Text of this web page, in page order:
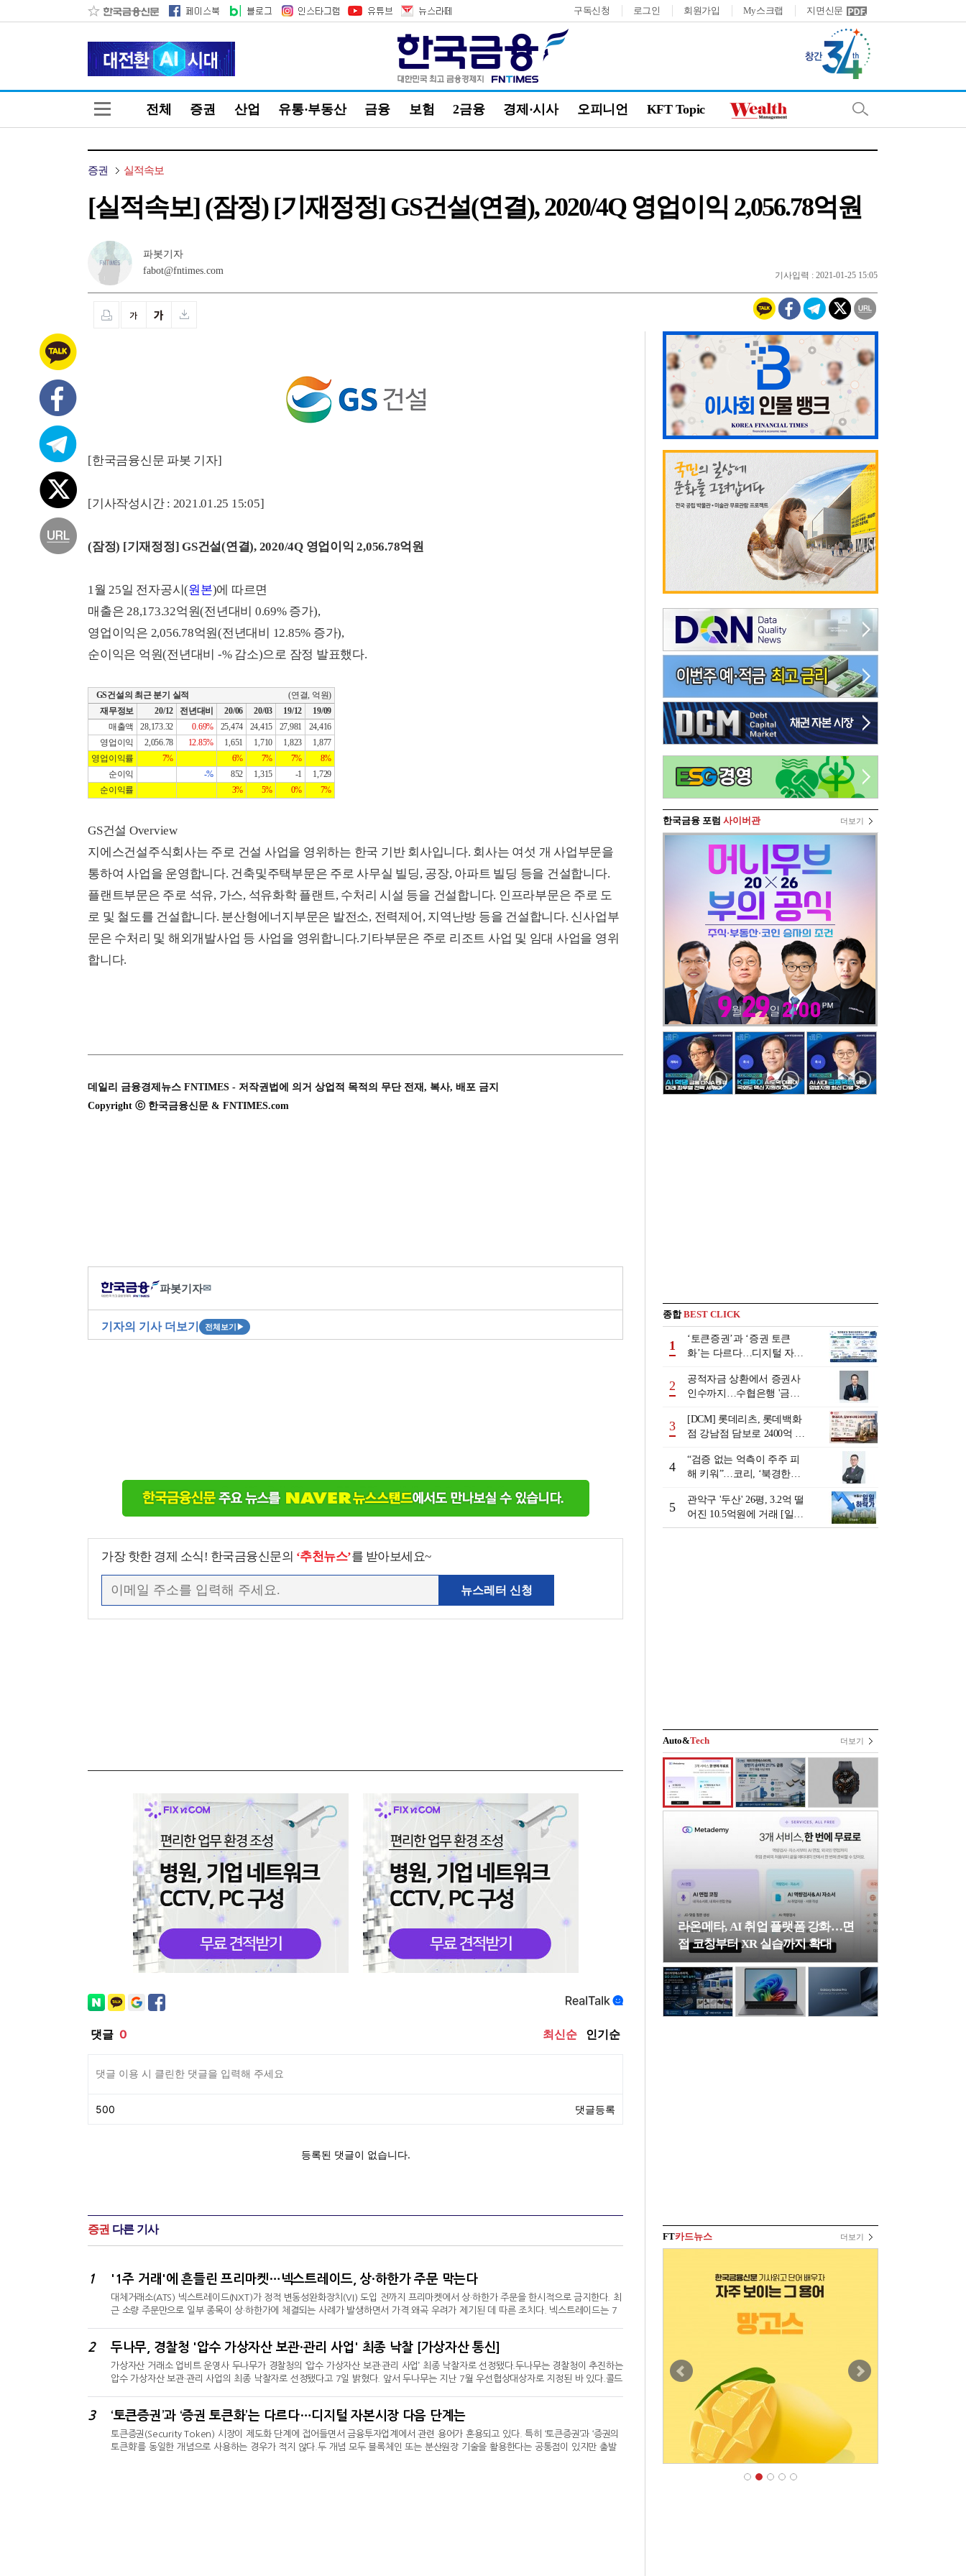
구독신청 로그인 회원가입 My스크랩 지면신문
전체 증권 산업 유통·부동산 금융 보험 2금융 경제·시사 오피니언 KFT Topic
증권 실적속보
[실적속보] (잠정) [기재정정] GS건설(연결), 2020/4Q 영업이익 2,056.78억원
파봇기자
fabot@fntimes.com
기사입력 : 2021-01-25 15:05
[한국금융신문 파봇 기자]
[기사작성시간 : 2021.01.25 15:05]
(잠정) [기재정정] GS건설(연결), 2020/4Q 영업이익 2,056.78억원
1월 25일 전자공시(원본)에 따르면
매출은 28,173.32억원(전년대비 0.69% 증가),
영업이익은 2,056.78억원(전년대비 12.85% 증가),
순이익은 억원(전년대비 -% 감소)으로 잠정 발표했다.
GS건설의 최근 분기 실적
(연결, 억원)
재무정보
20/12 전년대비 20/06 20/03 19/12
19/09
매출액
28,173.32 0.69% 25,474 24,415 27,981
24,416
영업이익
2,056.78 12.85% 1,651 1,710 1,823
1,877
영업이익률
7% 6% 7% 7%
8%
순이익
-% 852 1,315 -1
1,729
순이익률
3% 5% 0% 7%
GS건설 Overview
지에스건설주식회사는 주로 건설 사업을 영위하는 한국 기반 회사입니다. 회사는 여섯 개 사업부문을
통하여 사업을 운영합니다. 건축및주택부문은 주로 사무실 빌딩, 공장, 아파트 빌딩 등을 건설합니다.
플랜트부문은 주로 석유, 가스, 석유화학 플랜트, 수처리 시설 등을 건설합니다. 인프라부문은 주로 도
로 및 철도를 건설합니다. 분산형에너지부문은 발전소, 전력제어, 지역난방 등을 건설합니다. 신사업부
문은 수처리 및 해외개발사업 등 사업을 영위합니다.기타부문은 주로 리조트 사업 및 임대 사업을 영위
합니다.
데일리 금융경제뉴스 FNTIMES - 저작권법에 의거 상업적 목적의 무단 전재, 복사, 배포 금지
Copyright ⓒ 한국금융신문 & FNTIMES.com
파봇기자✉
기자의 기사 더보기 전체보기 ▶
가장 핫한 경제 소식! 한국금융신문의 ‘추천뉴스’를 받아보세요~
뉴스레터 신청
증권 다른 기사
1 '1주 거래'에 흔들린 프리마켓…넥스트레이드, 상·하한가 주문 막는다
대체거래소(ATS) 넥스트레이드(NXT)가 정적 변동성완화장치(VI) 도입 전까지 프리마켓에서 상·하한가 주문을 한시적으로 금지한다. 최
근 소량 주문만으로 일부 종목이 상·하한가에 체결되는 사례가 발생하면서 가격 왜곡 우려가 제기된 데 따른 조치다. 넥스트레이드는 7
달 들어서도 삼성전기와 알테오젠이 각각 1주 매수만으로 상한가를 기록했다. 지난 6일에는 SK하이
2 두나무, 경찰청 '압수 가상자산 보관·관리 사업' 최종 낙찰 [가상자산 통신]
가상자산 거래소 업비트 운영사 두나무가 경찰청의 ‘압수 가상자산 보관·관리 사업’ 최종 낙찰자로 선정됐다.두나무는 경찰청이 추진하는
압수 가상자산 보관·관리 사업의 최종 낙찰자로 선정됐다고 7일 밝혔다. 앞서 두나무는 지난 7월 우선협상대상자로 지정된 바 있다.콜드
‘업비트 커스터디’를 통해 보관·관리된다. 업비트 커스터디는 야간과 휴일에도 공백 없이 운영
3 ‘토큰증권’과 ‘증권 토큰화’는 다르다…디지털 자본시장 다음 단계는
토큰증권(Security Token) 시장이 제도화 단계에 접어들면서 금융투자업계에서 관련 용어가 혼용되고 있다. 특히 ‘토큰증권’과 ‘증권의
토큰화’를 동일한 개념으로 사용하는 경우가 적지 않다.두 개념 모두 블록체인 또는 분산원장 기술을 활용한다는 공통점이 있지만 출발
한국금융 포럼 사이버관 더보기
종합BEST CLICK
1
‘토큰증권’과 ‘증권 토큰
화’는 다르다…디지털 자본
2
공적자금 상환에서 증권사
인수까지…수협은행 '금융
행 금융그룹의 꿈①]
3
[DCM] 롯데리츠, 롯데백화
점 강남점 담보로 2400억 조
4
“검증 없는 억측이 주주 피
해 키워”…코리, ‘북경한미
5
관악구 '두산' 26평, 3.2억 떨
어진 10.5억원에 거래 [일일
하락가]
Auto&Tech 더보기
라온메타, AI 취업 플랫폼 강화…면
접 코칭부터 XR 실습까지 확대
FT카드뉴스 더보기